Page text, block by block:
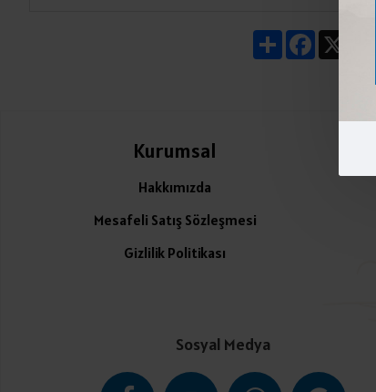
ShareFacebook
Kurumsal
Hakkımızda
Mesafeli Satış Sözleşmesi
Gizlilik Politikası
Sosyal Medya